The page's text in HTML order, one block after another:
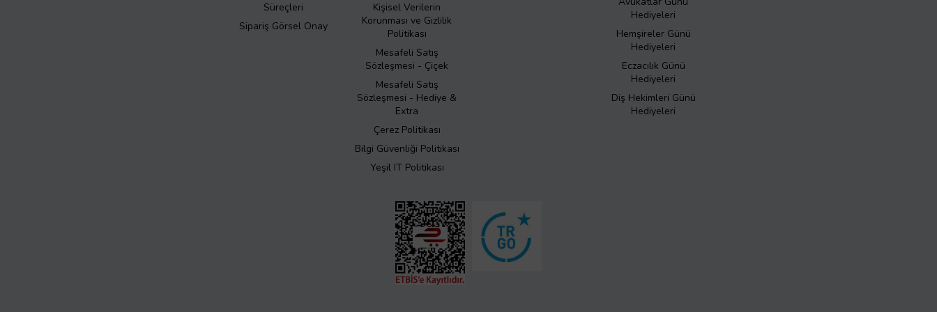
Süreçleri
Sipariş Görsel Onay
Kişisel Verilerin
Korunması ve Gizlilik
Politikası
Mesafeli Satış
Sözleşmesi - Çiçek
Mesafeli Satış
Sözleşmesi - Hediye &
Extra
Çerez Politikası
Bilgi Güvenliği Politikası
Yeşil IT Politikası
Hediyeleri
Hemşireler Günü
Hediyeleri
Eczacılık Günü
Hediyeleri
Diş Hekimleri Günü
Hediyeleri